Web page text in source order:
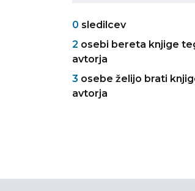
0 sledilcev
2 osebi bereta knjige
avtorja
3 osebe želijo brati
avtorja